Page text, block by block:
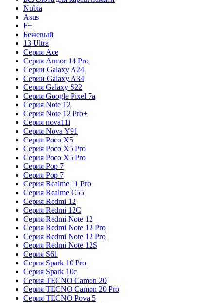
Nubia
Asus
F+
Бежевый
13 Ultra
Серия Ace
Серия Armor 14 Pro
Серии Galaxy A24
Серии Galaxy A34
Серия Galaxy S22
Серия Google Pixel 7a
Серия Note 12
Серия Note 12 Pro+
Серия nova11i
Серия Nova Y91
Серия Poco X5
Серия Poco X5 Pro
Серия Poco X5 Pro
Серия Pop 7
Серия Pop 7
Серия Realme 11 Pro
Серия Realme C55
Серия Redmi 12
Серия Redmi 12C
Серия Redmi Note 12
Серия Redmi Note 12 Pro
Серия Redmi Note 12 Pro
Серия Redmi Note 12S
Серия S61
Серия Spark 10 Pro
Серия Spark 10c
Серия TECNO Camon 20
Серия TECNO Camon 20 Pro
Серия TECNO Pova 5